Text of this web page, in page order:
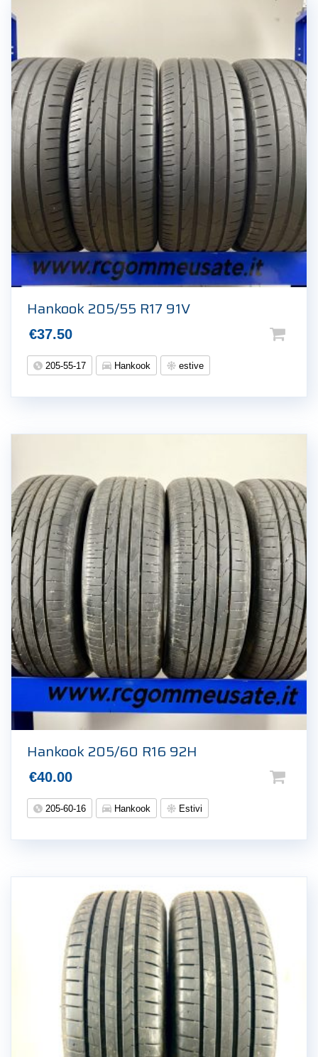
Hankook 205/55 R17 91V
€37.50
205-55-17 Hankook estive
Hankook 205/60 R16 92H
€40.00
205-60-16 Hankook Estivi